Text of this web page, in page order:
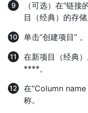
（可选）在“链
目（经典）的存储
单击“创建项目” 。
在新项目（经典
****。
在“Column name
称。